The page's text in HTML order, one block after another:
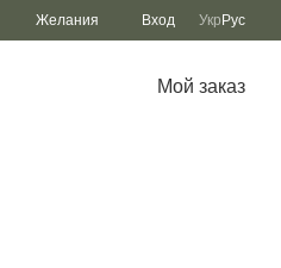
Желания Вход Укр Рус
Мой заказ